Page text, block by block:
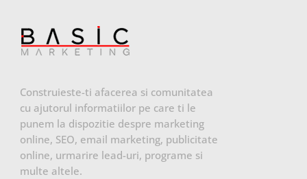
Construieste-ti afacerea si comunitatea
cu ajutorul informatiilor pe care ti le
punem la dispozitie despre marketing
online, SEO, email marketing, publicitate
online, urmarire lead-uri, programe si
multe altele.